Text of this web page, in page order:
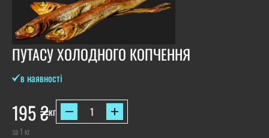
ПУТАСУ ХОЛОДНОГО КОПЧЕННЯ
в наявності
195₴кг
за 1 кг